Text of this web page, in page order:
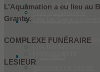
Offrir des fleurs
Nos installations
Arrangements
Assurances décès
L’Aquamation a eu lieu au
Granby.
COMPLEXE FUNÉRAIRE
LESIEUR